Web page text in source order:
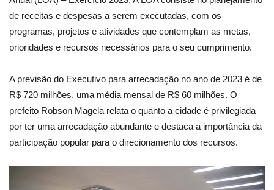
de receitas e despesas a serem executadas, com os
programas, projetos e atividades que contemplam as metas,
prioridades e recursos necessários para o seu cumprimento.
A previsão do Executivo para arrecadação no ano de 2023 é de
R$ 720 milhões, uma média mensal de R$ 60 milhões. O
prefeito Robson Magela relata o quanto a cidade é privilegiada
por ter uma arrecadação abundante e destaca a importância da
participação popular para o direcionamento dos recursos.